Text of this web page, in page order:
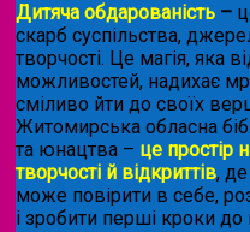
Дитяча обдарованість –
скарб суспільства,
творчості. Це магія, яка
можливостей, надихає
сміливо йти до своїх
Житомирська обласна
та юнацтва – це простір
творчості й відкриттів,
може повірити в себе,
і зробити перші кроки до